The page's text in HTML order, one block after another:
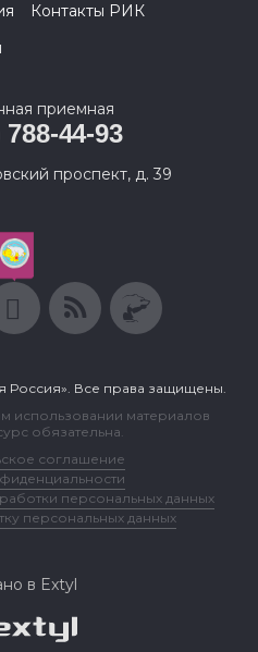
Контакты РИК
приемная
788-44-93
проспект, д. 39
Россия». Все права защищены.
использовании материалов
обязательна.
соглашение
персональных данных
персональных данных
в Extyl